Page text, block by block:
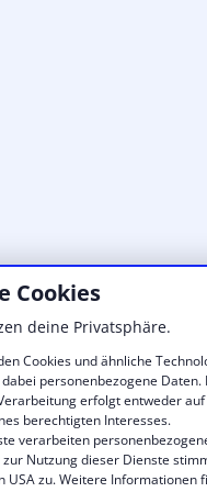
Cookies
deine Privatsphäre.
Cookies und ähnliche
personenbezogene
erfolgt entweder
berechtigten Interesses.
verarbeiten
zur Nutzung dieser Dienste
USA zu. Weitere Informationen